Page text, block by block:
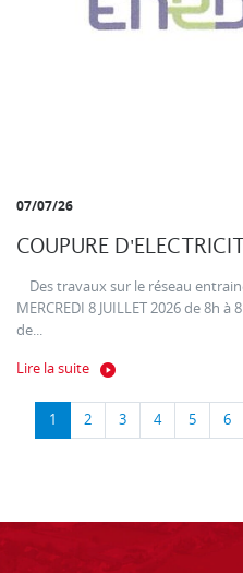
07/07/26
COUPURE
Des travaux sur le réseau
MERCREDI 8 JUILLET 2026 de 8h
de...
Lire la suite
1 2 3 4 5 6